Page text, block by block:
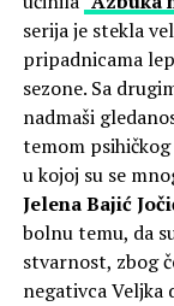
serija je stekla
pripadnicama
sezone. Sa
nadmaši
temom
u kojoj su se
Jelena Bajić
bolnu temu, da
stvarnost, zbog
negativca